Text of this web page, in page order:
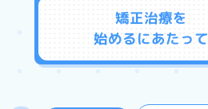
矯正治療を
始めるにあたって